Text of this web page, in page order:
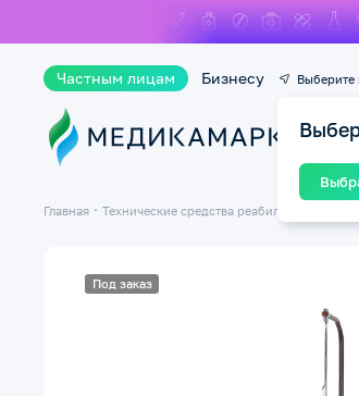
Частным лицам Бизнесу Выберите
Главная Технические средства реабилитации ТСР
Под заказ